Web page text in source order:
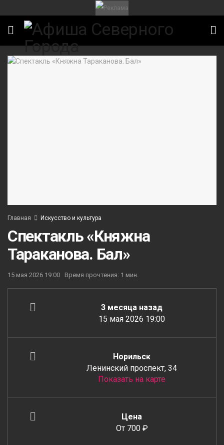
Главная Искусство и культура
Спектакль «Княжна
Тараканова. Бал»
15 мая 2026 19:00 Время прочтения: 1 мин.
3 месяца назад
15 мая 2026 19:00
Норильск
Ленинский проспект, 34
Показать на карте
Цена
От 700 ₽